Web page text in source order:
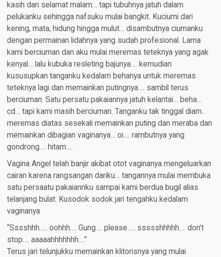
kasih dan selamat malam… tapi tubuhnya jatuh dalam
pelukanku sehingga nafsuku mulai bangkit. Kuciumi dari
kening, mata, hidung hingga mulut… disambutnya ciumanku
dengan permainan lidahnya yang sudah profesional. Lama
kami berciuman dan aku mulai meremas teteknya yang agak
kenyal… lalu kubuka resleting bajunya…. kemudian
kususupkan tanganku kedalam behanya untuk meremas
teteknya lagi dan memainkan putingnya…. sambil terus
berciuman. Satu persatu pakaiannya jatuh kelantai… beha…
cd… tapi kami masih berciuman. Tanganku tak tinggal diam..
meremas diatas sesekali memainkan puting dan meraba dan
memainkan dibagian vaginanya… oi…. rambutnya yang
gondrong…. hitam….
Vagina Angel telah banjir akibat otot vaginanya mengeluarkan
cairan karena rangsangan dariku… tangannya mulai membuka
satu persaatu pakaiannku sampai kami berdua bugil alias
telanjang bulat. Kusodok sodok jari tengahku kedalam
vaginanya
“Sssshhh….. oohhh…. Gung…. please….. ssssshhhhh…. don’t
stop…. aaaaahhhhhhh….”
Terus jari telunjukku memainkan klitorisnya yang mulai